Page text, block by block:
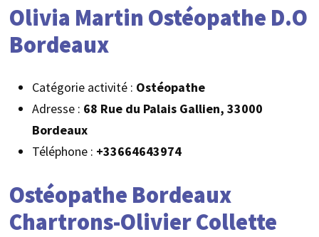
Olivia Martin Ostéopathe D.O
Bordeaux
Catégorie activité : Ostéopathe
Adresse : 68 Rue du Palais Gallien, 33000
Bordeaux
Téléphone : +33664643974
Ostéopathe Bordeaux
Chartrons-Olivier Collette